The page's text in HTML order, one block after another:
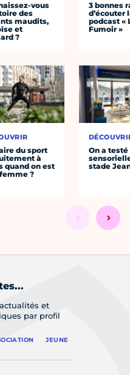
vous
des
maudits,
et
?
du sport
à
quand on est
?
3 bonnes
d’écouter
podcast «
Fumoir »
On a
stade
et
par profil
JEUNE